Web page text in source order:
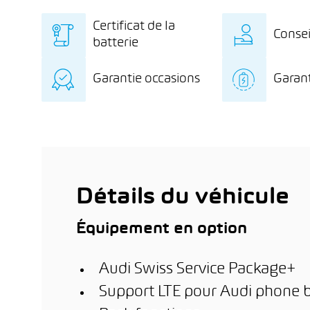
Certificat de la
batterie
indépendant avec
Garantie occasions
Détails du véhicule
Équipement en option
Audi Swiss Service Package+
Support LTE pour Audi phone